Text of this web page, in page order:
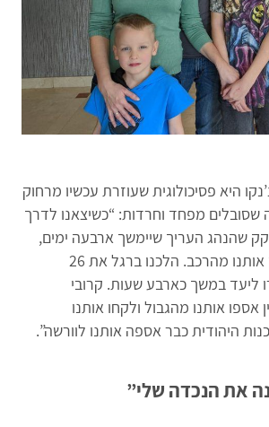
היא פסיכולוגית שעוזרת עכשיו מרחוק
שסובלים מפחד וחרדות: “כשיצאנו לדרך
שהנהג העריך שיימשך ארבעה ימים,
אז הוא פשוט הוריד אותנו מהרכב. הלכנו ברגל את 26
ליעד במשך כארבע שעות. קרובי
אותנו מהגבול ולקחו אותנו
היהודית כבר אספה אותנו לוורשה”.
את הנכדה שלי”